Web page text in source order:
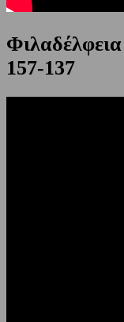
157-137